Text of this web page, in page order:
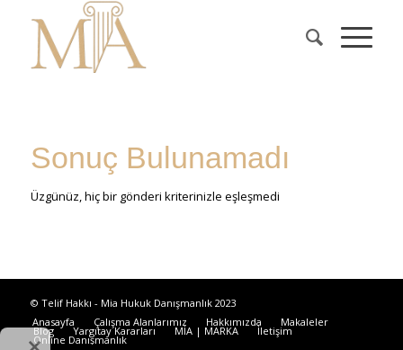
Sonuç Bulunamadı
Üzgünüz, hiç bir gönderi kriterinizle eşleşmedi
© Telif Hakkı - Mia Hukuk Danışmanlık 2023
Anasayfa
Çalışma Alanlarımız Hakkımızda Makaleler
Blog Yargıtay Kararları MİA | MARKA İletişim
Online Danışmanlık